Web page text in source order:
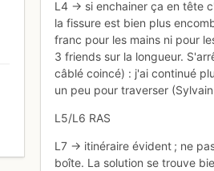
L4 -> si enchainer ça en tête
la fissure est bien plus
franc pour les mains ni pour
3 friends sur la longueur.
câblé coincé) : j'ai continué
un peu pour traverser
L5/L6 RAS
L7 -> itinéraire évident ; ne
boîte. La solution se trouve